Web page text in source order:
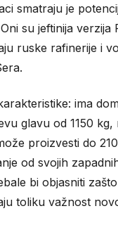
smatraju je
su jeftinija verzija
ruske rafinerije i
ima
glavu od 1150 kg,
proizvesti do
od svojih
bi objasniti
toliku važnost